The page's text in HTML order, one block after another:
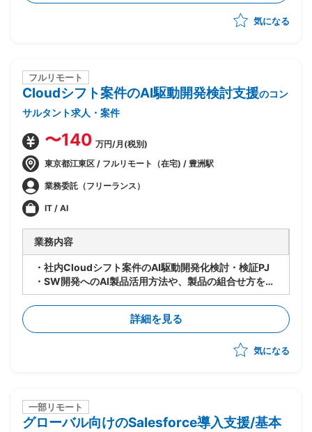
-各種ドキュメントの作成
気になる
フルリモート
Cloudシフト案件のAI駆動開発検討支援のコン
サルタント求人・案件
〜140 万円/月(税別)
東京都江東区 / フルリモート（在宅) / 豊洲駅
業務委託（フリーランス）
IT / AI
業務内容
・社内Cloudシフト案件のAI駆動開発化検討・検証PJ
・SW開発へのAI製品活用方法や、製品の組合せ方を検
討し、PJへのスキルトランスファーを推進
・9〜10月：ASTRAReq×GitLab Duoでの設計手順検
討・作成、概算見積もり根拠数値の収集の実施
・11〜1月：見積もり精度向上のための追加検証を実施
詳細を見る
気になる
一部リモート
グローバル向けのSalesforce導入支援/基本